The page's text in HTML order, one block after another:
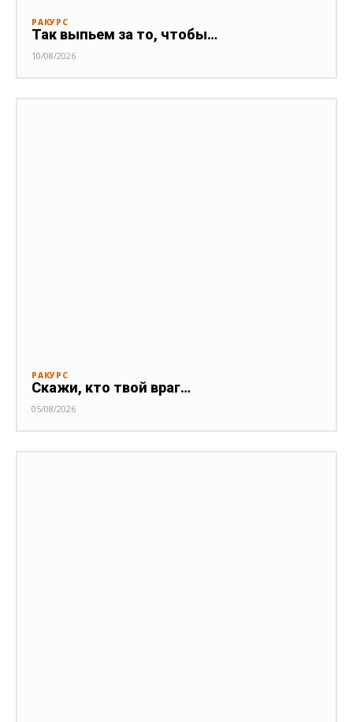
РАКУРС
Так выпьем за то, чтобы…
10/08/2026
РАКУРС
Скажи, кто твой враг…
05/08/2026